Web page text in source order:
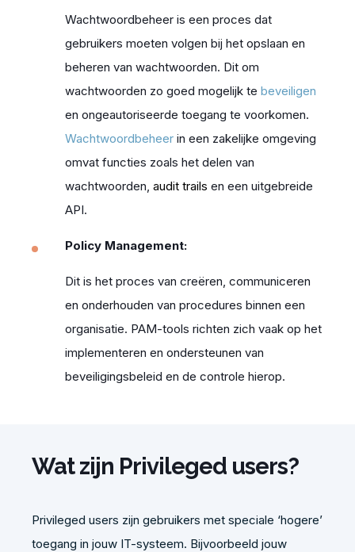
Wachtwoordbeheer is een proces dat
gebruikers moeten volgen bij het opslaan en
beheren van wachtwoorden. Dit om
wachtwoorden zo goed mogelijk te beveiligen
en ongeautoriseerde toegang te voorkomen.
Wachtwoordbeheer in een zakelijke omgeving
omvat functies zoals het delen van
wachtwoorden, audit trails en een uitgebreide
API.
Policy Management:
Dit is het proces van creëren, communiceren
en onderhouden van procedures binnen een
organisatie. PAM-tools richten zich vaak op het
implementeren en ondersteunen van
beveiligingsbeleid en de controle hierop.
Wat zijn Privileged users?
Privileged users zijn gebruikers met speciale ‘hogere’
toegang in jouw IT-systeem. Bijvoorbeeld jouw